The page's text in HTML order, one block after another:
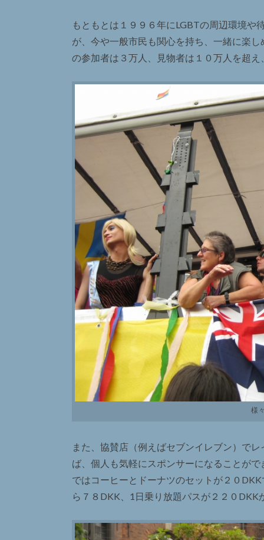
もともとは１９９６年にLGBTの周辺環境や
が、今や一般市民も関心を持ち、一緒に楽
の参加者は３万人、見物者は１０万人を超
様
また、協賛店（例えばセブンイレブン）で
ば、個人も気軽にスポンサーになることが
ではコーヒーとドーナツのセットが２０
ら７８DKK、1日乗り放題パスが２２０